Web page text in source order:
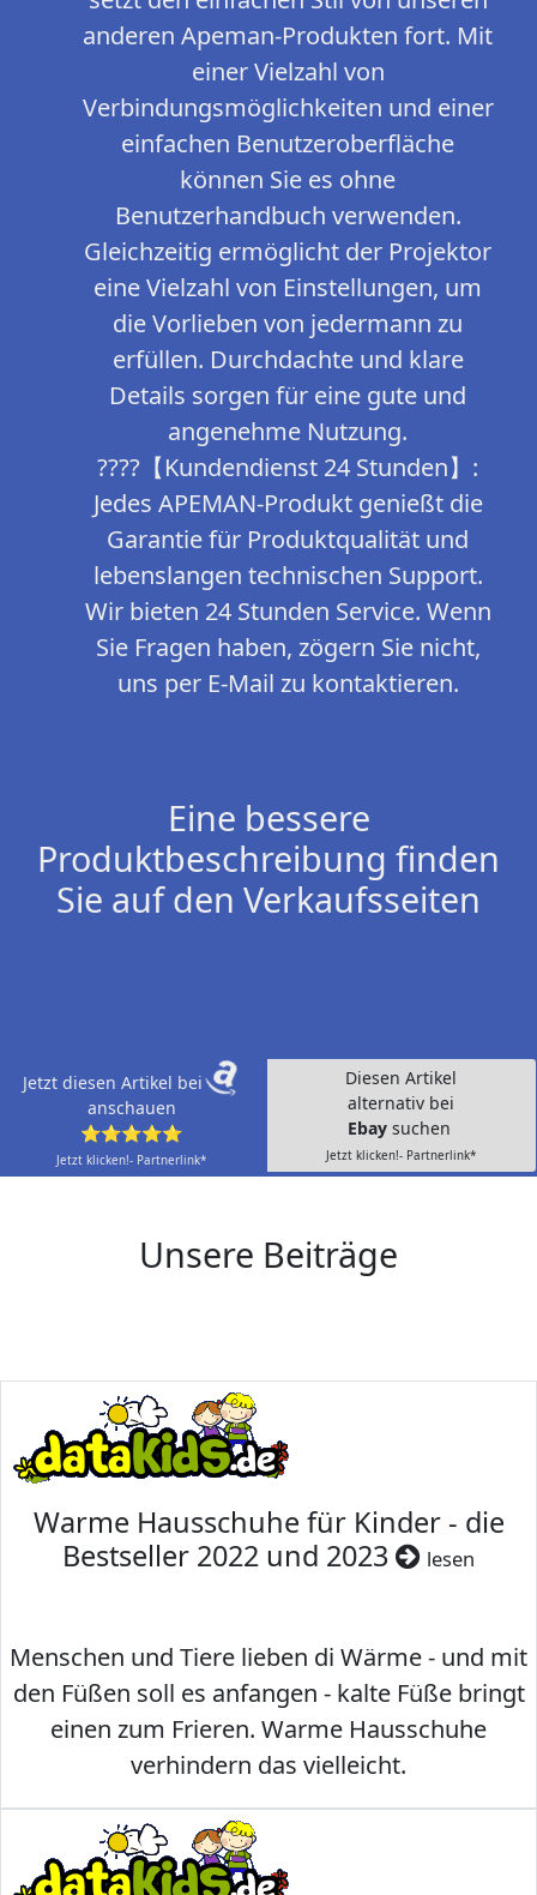
anderen Apeman-Produkten fort. Mit
einer Vielzahl von
Verbindungsmöglichkeiten und einer
einfachen Benutzeroberfläche
können Sie es ohne
Benutzerhandbuch verwenden.
Gleichzeitig ermöglicht der Projektor
eine Vielzahl von Einstellungen, um
die Vorlieben von jedermann zu
erfüllen. Durchdachte und klare
Details sorgen für eine gute und
angenehme Nutzung.
????【Kundendienst 24 Stunden】:
Jedes APEMAN-Produkt genießt die
Garantie für Produktqualität und
lebenslangen technischen Support.
Wir bieten 24 Stunden Service. Wenn
Sie Fragen haben, zögern Sie nicht,
uns per E-Mail zu kontaktieren.
Eine bessere
Produktbeschreibung finden
Sie auf den Verkaufsseiten
Jetzt diesen Artikel bei
anschauen
⭐⭐⭐⭐⭐
Jetzt klicken!- Partnerlink*
Diesen Artikel
alternativ bei
Ebay suchen
Jetzt klicken!- Partnerlink*
Unsere Beiträge
Warme Hausschuhe für Kinder - die
Bestseller 2022 und 2023
lesen
Menschen und Tiere lieben di Wärme - und mit
den Füßen soll es anfangen - kalte Füße bringt
einen zum Frieren. Warme Hausschuhe
verhindern das vielleicht.